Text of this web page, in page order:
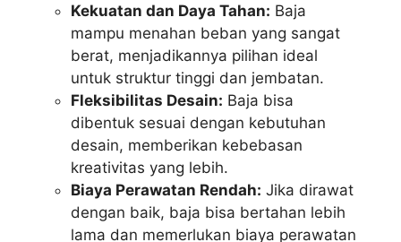
Kekuatan dan Daya Tahan: Baja
mampu menahan beban yang sangat
berat, menjadikannya pilihan ideal
untuk struktur tinggi dan jembatan.
Fleksibilitas Desain: Baja bisa
dibentuk sesuai dengan kebutuhan
desain, memberikan kebebasan
kreativitas yang lebih.
Biaya Perawatan Rendah: Jika dirawat
dengan baik, baja bisa bertahan lebih
lama dan memerlukan biaya perawatan